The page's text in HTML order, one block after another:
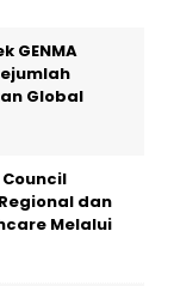
GENMA
Global
dan
Melalui